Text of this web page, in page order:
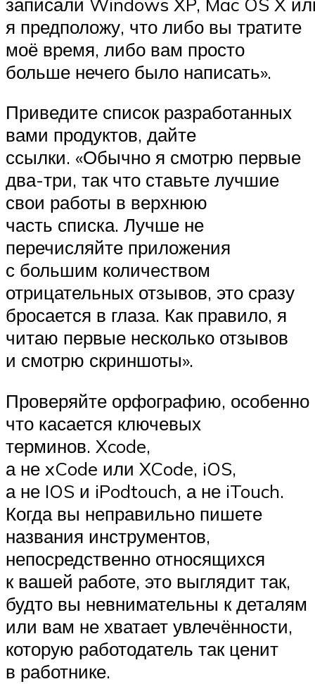
я предположу, что либо вы тратите
моё время, либо вам просто
больше нечего было написать».
Приведите список разработанных
вами продуктов, дайте
ссылки. «Обычно я смотрю первые
два-три, так что ставьте лучшие
свои работы в верхнюю
часть списка. Лучше не
перечисляйте приложения
с большим количеством
отрицательных отзывов, это сразу
бросается в глаза. Как правило, я
читаю первые несколько отзывов
и смотрю скриншоты».
Проверяйте орфографию, особенно
что касается ключевых
терминов. Xcode,
а не xCode или XCode, iOS,
а не IOS и iPodtouch, а не iTouch.
Когда вы неправильно пишете
названия инструментов,
непосредственно относящихся
к вашей работе, это выглядит так,
будто вы невнимательны к деталям
или вам не хватает увлечённости,
которую работодатель так ценит
в работнике.